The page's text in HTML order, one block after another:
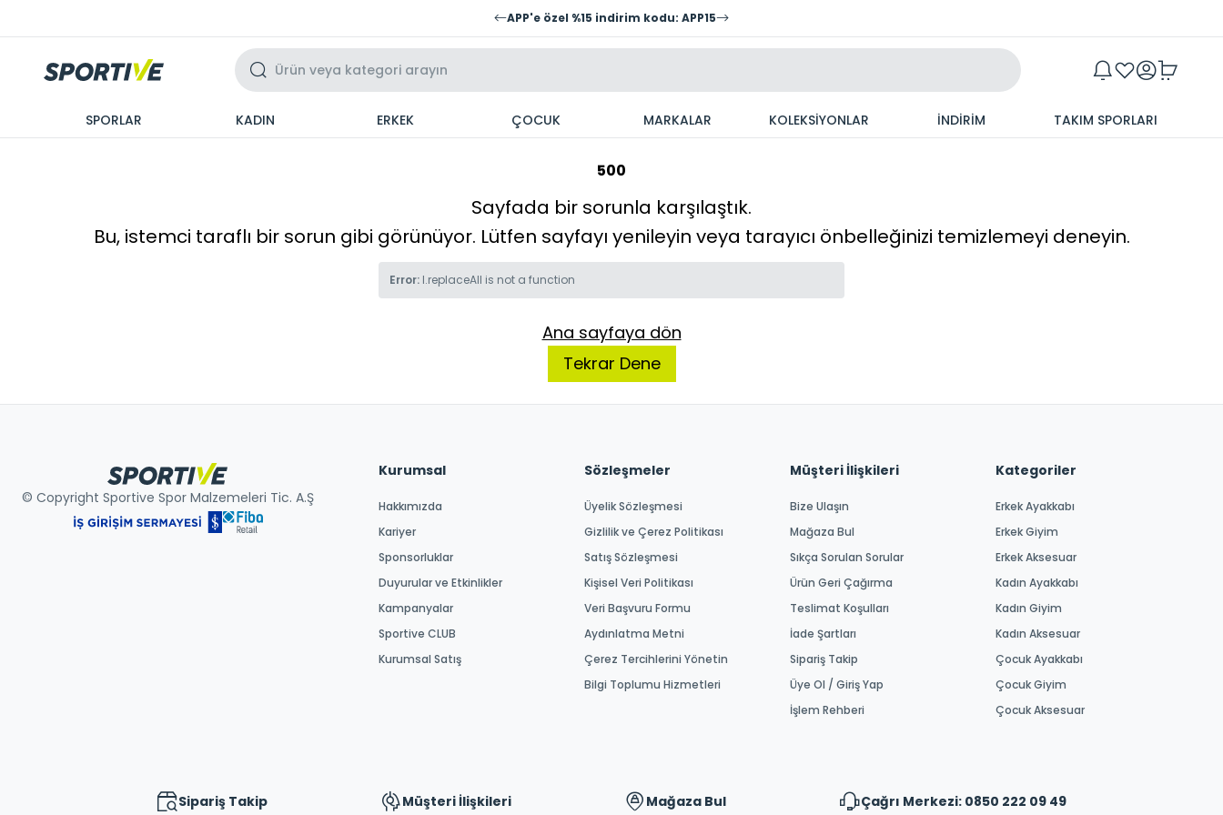
APP'e özel %15 indirim kodu: APP15
SPORLAR KADIN ERKEK ÇOCUK MARKALAR KOLEKSİYONLAR İNDİRİM TAKIM SPORLARI
500
Sayfada bir sorunla karşılaştık.
Bu, istemci taraflı bir sorun gibi görünüyor. Lütfen sayfayı yenileyin veya tarayıcı önbelleğinizi temizlemeyi deneyin.
Error: l.replaceAll is not a function
Ana sayfaya dön
Tekrar Dene
© Copyright Sportive Spor Malzemeleri Tic. A.Ş
Kurumsal
Hakkımızda
Kariyer
Sponsorluklar
Duyurular ve Etkinlikler
Kampanyalar
Sportive CLUB
Kurumsal Satış
Sözleşmeler
Üyelik Sözleşmesi
Gizlilik ve Çerez Politikası
Satış Sözleşmesi
Kişisel Veri Politikası
Veri Başvuru Formu
Aydınlatma Metni
Çerez Tercihlerini Yönetin
Bilgi Toplumu Hizmetleri
Müşteri İlişkileri
Bize Ulaşın
Mağaza Bul
Sıkça Sorulan Sorular
Ürün Geri Çağırma
Teslimat Koşulları
İade Şartları
Sipariş Takip
Üye Ol / Giriş Yap
İşlem Rehberi
Kategoriler
Erkek Ayakkabı
Erkek Giyim
Erkek Aksesuar
Kadın Ayakkabı
Kadın Giyim
Kadın Aksesuar
Çocuk Ayakkabı
Çocuk Giyim
Çocuk Aksesuar
Sipariş Takip Müşteri İlişkileri Mağaza Bul Çağrı Merkezi: 0850 222 09 49